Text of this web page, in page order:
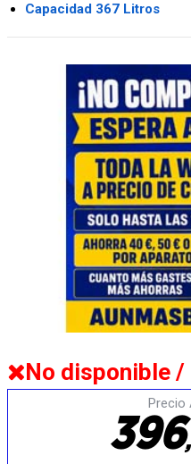
Capacidad 367 Litros
No disponible /
Precio
396,